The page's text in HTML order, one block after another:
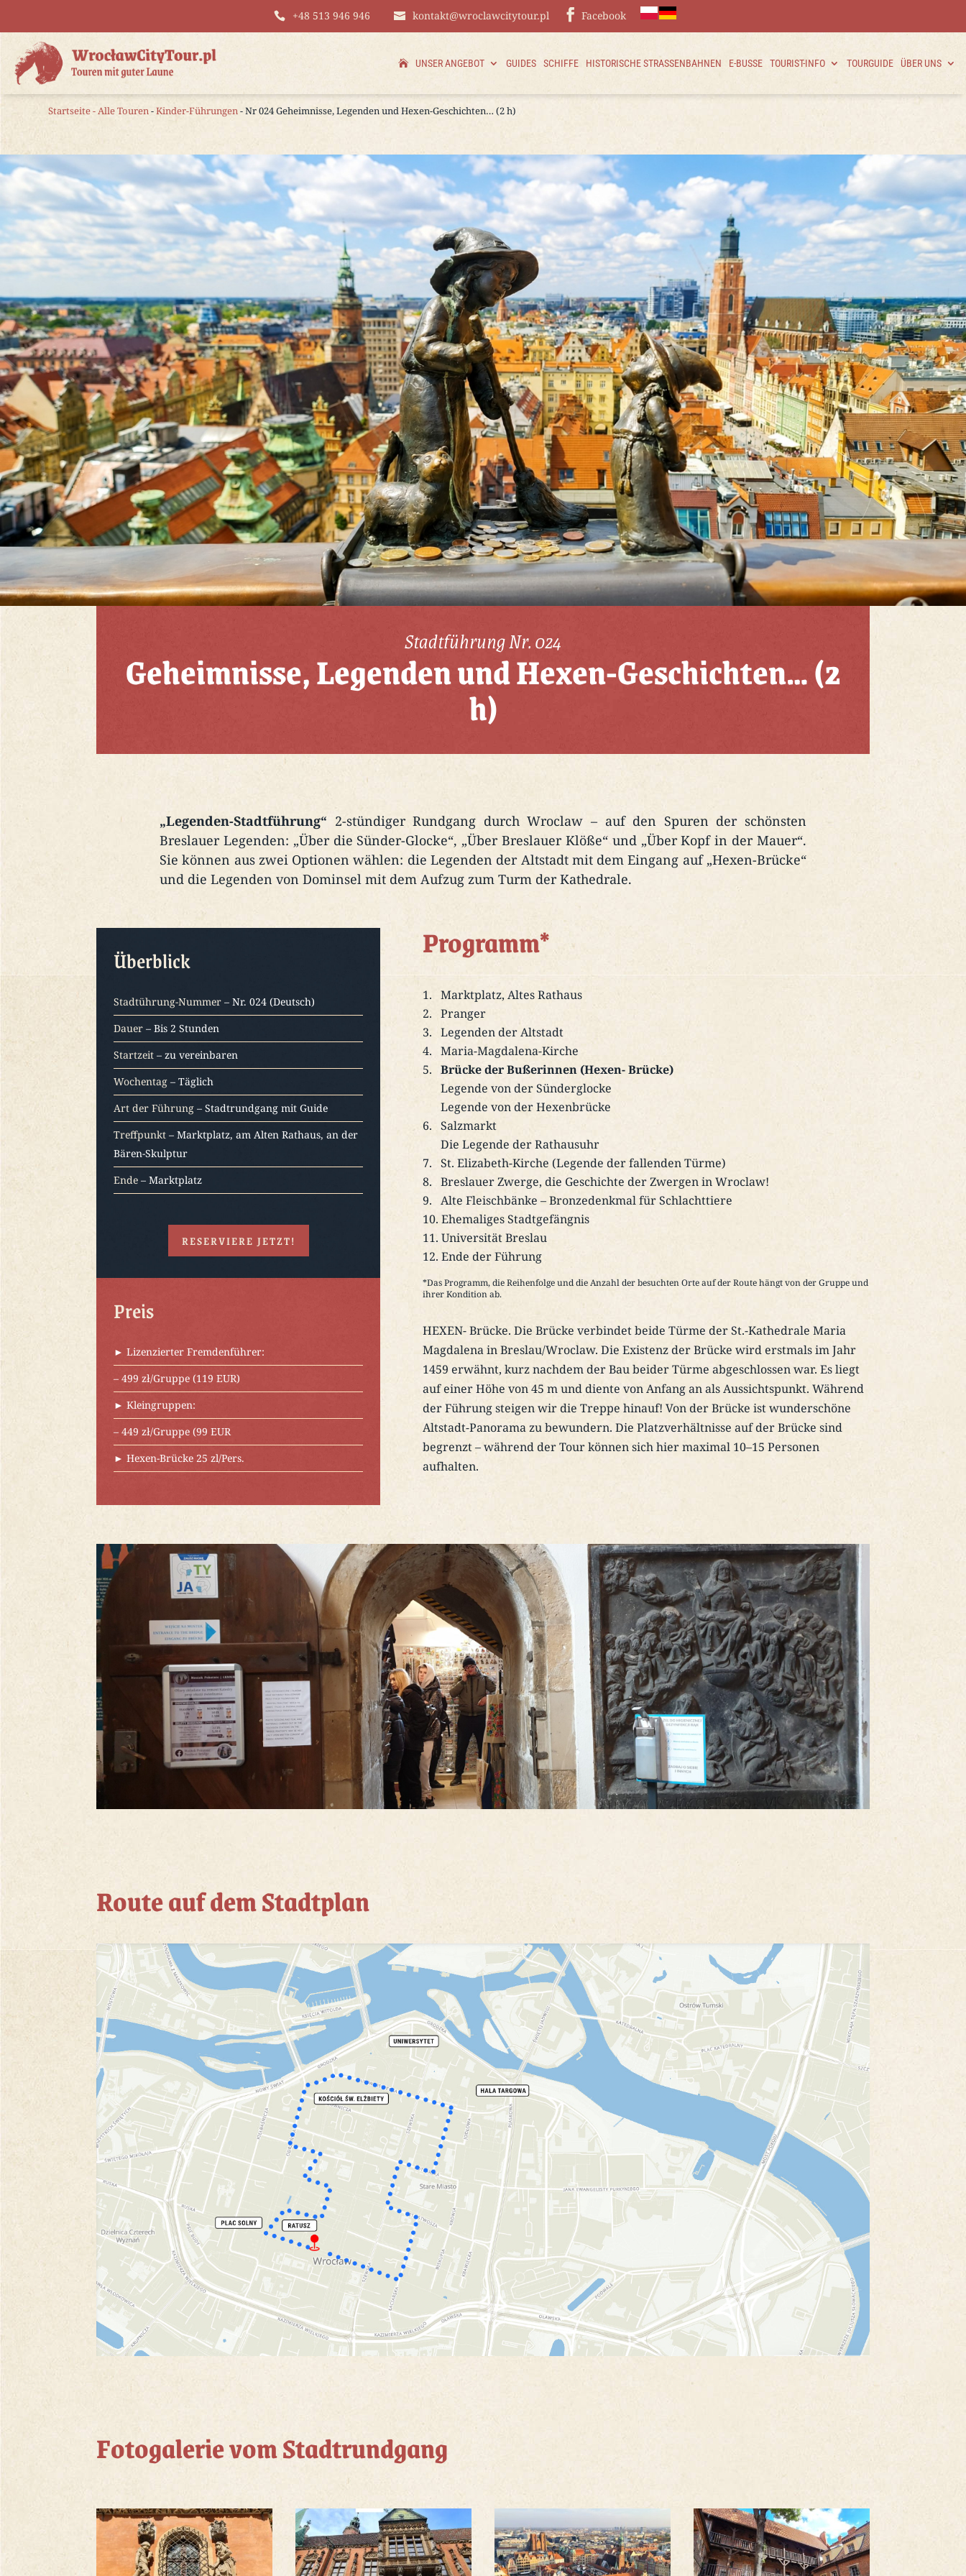
+48 513 946 946 kontakt@wroclawcitytour.pl Facebook
UNSER ANGEBOT GUIDES SCHIFFE HISTORISCHE STRASSENBAHNEN E-BUSSE TOURIST-INFO TOURGUIDE ÜBER UNS
Startseite-Alle Touren-Kinder-Führungen- Nr 024 Geheimnisse, Legenden und Hexen-Geschichten… (2 h)
Stadtführung Nr. 024
Geheimnisse, Legenden und Hexen-Geschichten… (2
h)
„Legenden-Stadtführung“ 2-stündiger Rundgang durch Wroclaw – auf den Spuren der schönsten
Breslauer Legenden: „Über die Sünder-Glocke“, „Über Breslauer Klöße“ und „Über Kopf in der Mauer“.
Sie können aus zwei Optionen wählen: die Legenden der Altstadt mit dem Eingang auf „Hexen-Brücke“
und die Legenden von Dominsel mit dem Aufzug zum Turm der Kathedrale.
Überblick
Stadtührung-Nummer – Nr. 024 (Deutsch)
Dauer – Bis 2 Stunden
Startzeit – zu vereinbaren
Wochentag – Täglich
Art der Führung – Stadtrundgang mit Guide
Treffpunkt – Marktplatz, am Alten Rathaus, an der
Bären-Skulptur
Ende – Marktplatz
RESERVIERE JETZT!
Preis
► Lizenzierter Fremdenführer:
– 499 zł/Gruppe (119 EUR)
► Kleingruppen:
– 449 zł/Gruppe (99 EUR
► Hexen-Brücke 25 zl/Pers.
Programm*
Marktplatz, Altes Rathaus
Pranger
Legenden der Altstadt
Maria-Magdalena-Kirche
Brücke der Bußerinnen (Hexen- Brücke)
Legende von der Sünderglocke
Legende von der Hexenbrücke
Salzmarkt
Die Legende der Rathausuhr
St. Elizabeth-Kirche (Legende der fallenden Türme)
Breslauer Zwerge, die Geschichte der Zwergen in Wroclaw!
Alte Fleischbänke – Bronzedenkmal für Schlachttiere
Ehemaliges Stadtgefängnis
Universität Breslau
Ende der Führung
*Das Programm, die Reihenfolge und die Anzahl der besuchten Orte auf der Route hängt von der Gruppe und
ihrer Kondition ab.
HEXEN- Brücke. Die Brücke verbindet beide Türme der St.-Kathedrale Maria
Magdalena in Breslau/Wroclaw. Die Existenz der Brücke wird erstmals im Jahr
1459 erwähnt, kurz nachdem der Bau beider Türme abgeschlossen war. Es liegt
auf einer Höhe von 45 m und diente von Anfang an als Aussichtspunkt. Während
der Führung steigen wir die Treppe hinauf! Von der Brücke ist wunderschöne
Altstadt-Panorama zu bewundern. Die Platzverhältnisse auf der Brücke sind
begrenzt – während der Tour können sich hier maximal 10–15 Personen
aufhalten.
Route auf dem Stadtplan
Fotogalerie vom Stadtrundgang